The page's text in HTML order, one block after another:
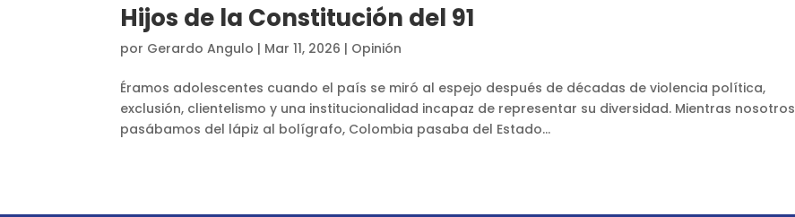
Hijos de la Constitución del 91
por Gerardo Angulo | Mar 11, 2026 | Opinión
Éramos adolescentes cuando el país se miró al espejo después de décadas de violencia política,
exclusión, clientelismo y una institucionalidad incapaz de representar su diversidad. Mientras nosotros
pasábamos del lápiz al bolígrafo, Colombia pasaba del Estado...